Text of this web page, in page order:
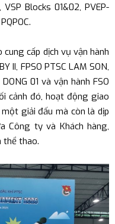
Blocks 01&02, PVEP-
cấp dịch vụ vận hành
II, FPSO PTSC LAM SON,
DONG 01 và vận hành FSO
cảnh đó, hoạt động giao
giải đấu mà còn là dịp
Công ty và Khách hàng,
thể thao.